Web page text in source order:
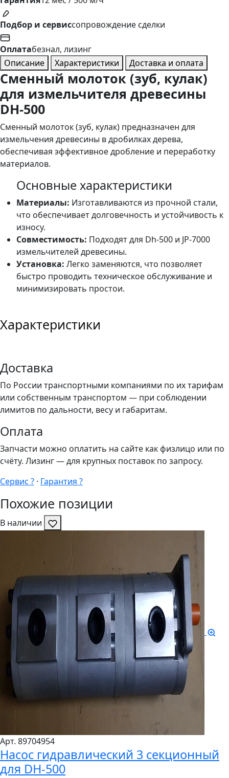
Подбор и сервиссопровождение сделки
Оплатабезнал, лизинг
Описание
Характеристики Доставка и оплата
Сменный молоток (зуб, кулак)
для измельчителя древесины
DH-500
Сменный молоток (зуб, кулак) предназначен для
измельчения древесины в дробилках дерева,
обеспечивая эффективное дробление и переработку
материалов.
Основные характеристики
Материалы: Изготавливаются из прочной стали,
что обеспечивает долговечность и устойчивость к
износу.
Совместимость: Подходят для Dh-500 и JP-7000
измельчителей древесины.
Установка: Легко заменяются, что позволяет
быстро проводить техническое обслуживание и
минимизировать простои.
Характеристики
Доставка
По России транспортными компаниями по их тарифам
или собственным транспортом — при соблюдении
лимитов по дальности, весу и габаритам.
Оплата
Запчасти можно оплатить на сайте как физлицо или по
счёту. Лизинг — для крупных поставок по запросу.
Сервис ? · Гарантия ?
Похожие позиции
В наличии
Арт. 89704954
Насос гидравлический 3 секционный
для DH-500